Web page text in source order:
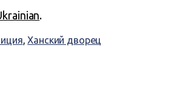
.
,Ханский дворец